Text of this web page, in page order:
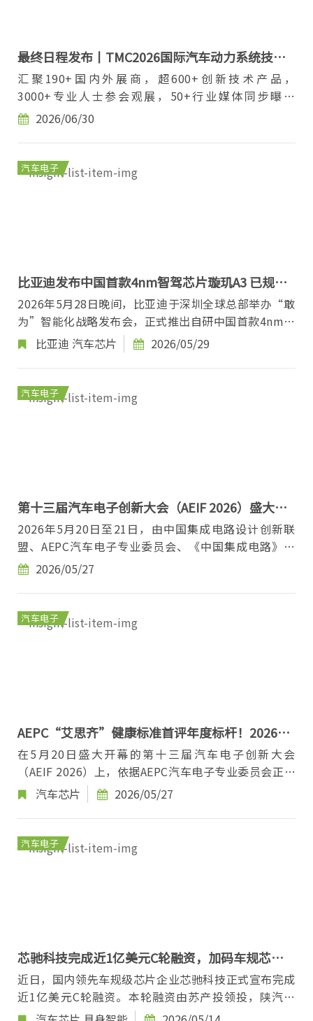
最终日程发布丨TMC2026国际汽车动力系统技术
年会
汇聚190+国内外展商，超600+创新技术产品，
3000+专业人士参会观展，50+行业媒体同步曝光
TMC2026演讲与展览企业（部分） 截止发稿日已...
2026/06/30
汽车电子
比亚迪发布中国首款4nm智驾芯片璇玑A3 已规模
化量产
2026年5月28日晚间，比亚迪于深圳全球总部举办“敢
为”智能化战略发布会，正式推出自研中国首款4nm制
程车规级智驾芯片——璇玑A3，并宣布该芯片已开启规
比亚迪 汽车芯片 2026/05/29
汽车电子
第十三届汽车电子创新大会（AEIF 2026）盛大召
开！——从“可用”迈向“好用”，国产芯片“上
车”再提速
2026年5月20日至21日，由中国集成电路设计创新联
盟、AEPC汽车电子专业委员会、《中国集成电路》杂
志社、芯脉通会展联合主办的第十三届汽车电子创新
大...
2026/05/27
汽车电子
AEPC“艾思齐”健康标准首评年度标杆！2026国
产车规芯片新品十强榜单正式发布！
在5月20日盛大开幕的第十三届汽车电子创新大会
（AEIF 2026）上，依据AEPC汽车电子专业委员会正式
发布的国产车规芯片健康指数评价标准——“艾思齐”
汽车芯片 2026/05/27
汽车电子
芯驰科技完成近1亿美元C轮融资，加码车规芯片
与具身智能布局
近日，国内领先车规级芯片企业芯驰科技正式宣布完成
近1亿美元C轮融资。本轮融资由苏产投领投，陕汽鸿
德投资作为全新战略股东加入，亦庄国投、北京市先...